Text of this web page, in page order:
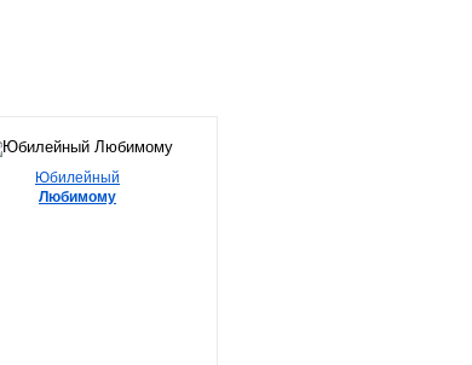
Юбилейный
Любимому